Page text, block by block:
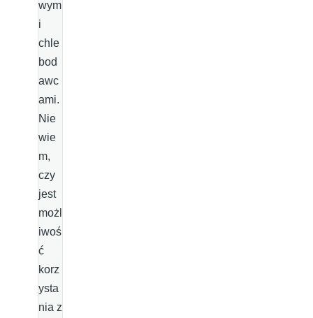
wym
i
chle
bod
awc
ami.
Nie
wie
m,
czy
jest
możl
iwoś
ć
korz
ysta
nia z